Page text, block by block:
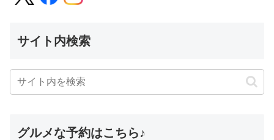
サイト内検索
グルメな予約はこちら♪